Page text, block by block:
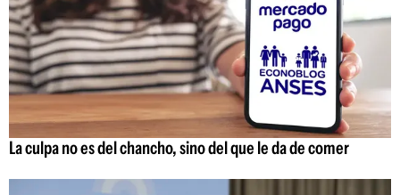
La culpa no es del chancho, sino del que le da de comer